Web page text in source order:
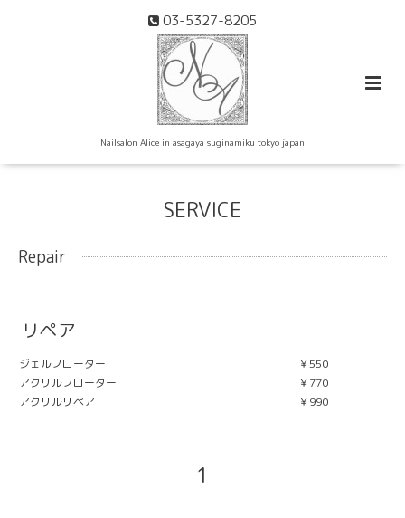
03-5327-8205
Nailsalon Alice in asagaya suginamiku tokyo japan
SERVICE
Repair
リペア
ジェルフローター
￥550
アクリルフローター
￥770
アクリルリペア
￥990
1